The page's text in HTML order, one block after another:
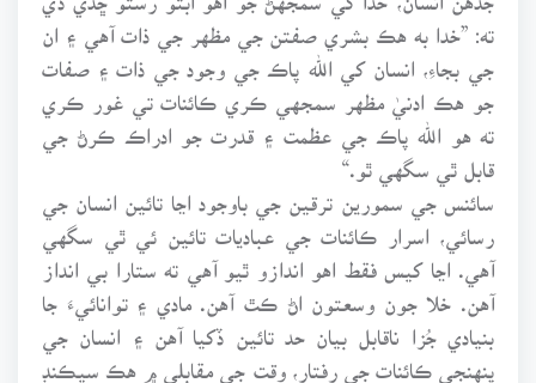
ته: ”خدا به هڪ بشري صفتن جي مظهر جي ذات آهي ۽ ان
جي بجاءِ، انسان کي الله پاڪ جي وجود جي ذات ۽ صفات
جو هڪ ادنيٰ مظهر سمجهي ڪري ڪائنات تي غور ڪري
ته هو الله پاڪ جي عظمت ۽ قدرت جو ادراڪ ڪرڻ جي
قابل ٿي سگهي ٿو.“
سائنس جي سمورين ترقين جي باوجود اڃا تائين انسان جي
رسائي، اسرار ڪائنات جي عباديات تائين ئي ٿي سگهي
آهي. اڃا کيس فقط اهو اندازو ٿيو آهي ته ستارا بي انداز
آهن. خلا جون وسعتون اڻ ڪٿ آهن. مادي ۽ توانائيءَ جا
بنيادي جُزا ناقابل بيان حد تائين ڏکيا آهن ۽ انسان جي
پنهنجي ڪائنات جي رفتار، وقت جي مقابلي ۾ هڪ سيڪنڊ